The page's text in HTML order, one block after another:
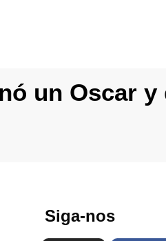
un Oscar y
Siga-nos